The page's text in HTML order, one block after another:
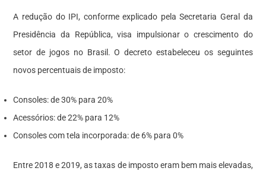
A redução do IPI, conforme explicado pela Secretaria Geral da
Presidência da República, visa impulsionar o crescimento do
setor de jogos no Brasil. O decreto estabeleceu os seguintes
novos percentuais de imposto:
Consoles: de 30% para 20%
Acessórios: de 22% para 12%
Consoles com tela incorporada: de 6% para 0%
Entre 2018 e 2019, as taxas de imposto eram bem mais elevadas,